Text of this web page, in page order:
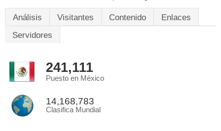
Análisis Visitantes Contenido
Enlaces
Servidores
241,111
Puesto en México
14,168,783
Clasifica Mundial